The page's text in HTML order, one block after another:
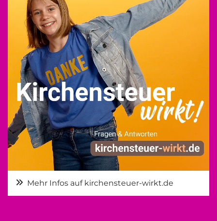
Mehr Infos auf kirchensteuer-wirkt.de